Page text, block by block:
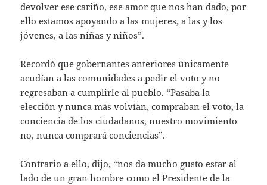
devolver ese cariño, ese amor que nos han dado, por
ello estamos apoyando a las mujeres, a las y los
jóvenes, a las niñas y niños”.
Recordó que gobernantes anteriores únicamente
acudían a las comunidades a pedir el voto y no
regresaban a cumplirle al pueblo. “Pasaba la
elección y nunca más volvían, compraban el voto, la
conciencia de los ciudadanos, nuestro movimiento
no, nunca comprará conciencias”.
Contrario a ello, dijo, “nos da mucho gusto estar al
lado de un gran hombre como el Presidente de la